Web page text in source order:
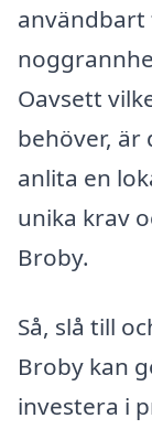
Oavsett
behöver,
anlita en
unika krav
Broby.
Så, slå till
Broby kan
investera i